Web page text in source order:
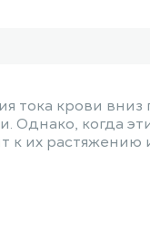
тока крови
Однако, когда
к их